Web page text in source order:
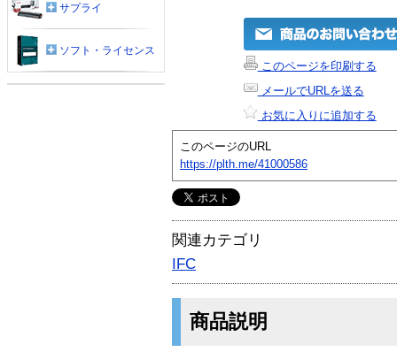
このページを印刷する
メールでURLを送る
お気に入りに追加する
このページのURL
https://plth.me/41000586
関連カテゴリ
IFC
商品説明
サプライ
ソフト・ライセンス